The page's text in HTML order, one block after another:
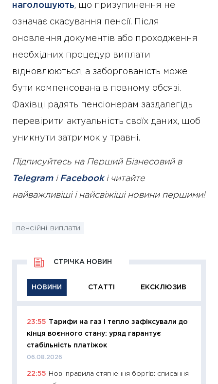
наголошують, що призупинення не
означає скасування пенсії. Після
оновлення документів або проходження
необхідних процедур виплати
відновлюються, а заборгованість може
бути компенсована в повному обсязі.
Фахівці радять пенсіонерам заздалегідь
перевірити актуальність своїх даних, щоб
уникнути затримок у травні.
Підписуйтесь на Перший Бізнесовий в
Telegramі Facebookі читайте
найважливіші і найсвіжіші новини першими!
пенсійні виплати
НОВИНИ СТАТТІ ЕКСКЛЮЗИВ
СТРІЧКА НОВИН
23:55
Тарифи на газ і тепло зафіксували до
кінця воєнного стану: уряд гарантує
стабільність платіжок
06.08.2026
22:55
Нові правила стягнення боргів: списання